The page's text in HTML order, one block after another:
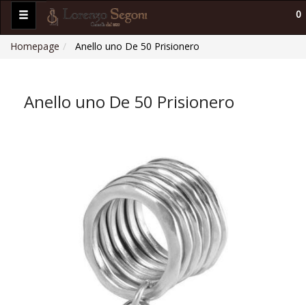
0
Homepage Anello uno De 50 Prisionero
Anello uno De 50 Prisionero